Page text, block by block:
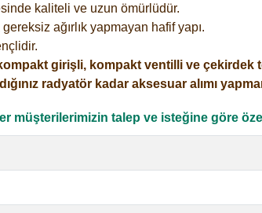
kaliteli ve uzun ömürlüdür.
ağırlık yapmayan hafif yapı.
girişli, kompakt ventilli ve çekirdek
radyatör kadar aksesuar alımı
müşterilerimizin talep ve isteğine göre